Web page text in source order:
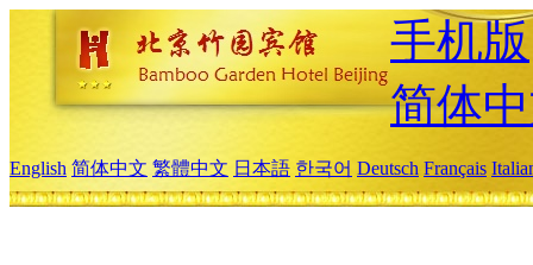
手机版
简体
English 简体中文 繁體中文 日本語 한국어 Deutsch Français